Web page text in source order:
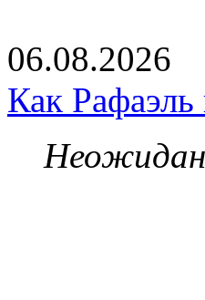
06.08.2026
Как